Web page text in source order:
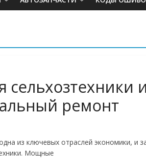
сельхозтехники и
ремонт
из ключевых отраслей экономики, и
Мощные